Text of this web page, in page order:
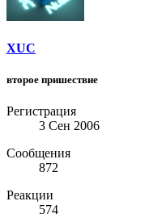
XUC
второе пришествие
Регистрация
3 Сен 2006
Сообщения
872
Реакции
574